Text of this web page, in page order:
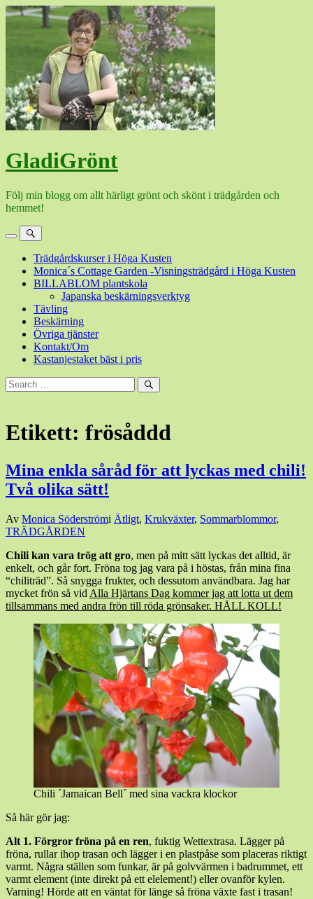
Hoppa
GladiGrönt
Följ min blogg om allt härligt grönt och skönt i trädgården och
hemmet!
MenySök
Trädgårdskurser i Höga Kusten
Monica´s Cottage Garden -Visningsträdgård i Höga Kusten
BILLABLOM plantskola
Japanska beskärningsverktyg
Tävling
Beskärning
Övriga tjänster
Kontakt/Om
Kastanjestaket bäst i pris
Sök
efter:
Sök
Etikett: frösåddd
Mina enkla såråd för att lyckas med chili!
Två olika sätt!
Den
28
20247
april,
2024
Av Monica Söderströmi Ätligt, Krukväxter, Sommarblommor,
TRÄDGÅRDEN
Chili kan vara trög att gro, men på mitt sätt lyckas det alltid, är
enkelt, och går fort. Fröna tog jag vara på i höstas, från mina fina
“chiliträd”. Så snygga frukter, och dessutom användbara. Jag har
mycket frön så vid Alla Hjärtans Dag kommer jag att lotta ut dem
tillsammans med andra frön till röda grönsaker. HÅLL KOLL!
Chili ´Jamaican Bell´ med sina vackra klockor
Så här gör jag:
Alt 1. Förgror fröna på en ren, fuktig Wettextrasa. Lägger på
fröna, rullar ihop trasan och lägger i en plastpåse som placeras riktigt
varmt. Några ställen som funkar, är på golvvärmen i badrummet, ett
varmt element (inte direkt på ett elelement!) eller ovanför kylen.
Varning! Hörde att en väntat för länge så fröna växte fast i trasan!